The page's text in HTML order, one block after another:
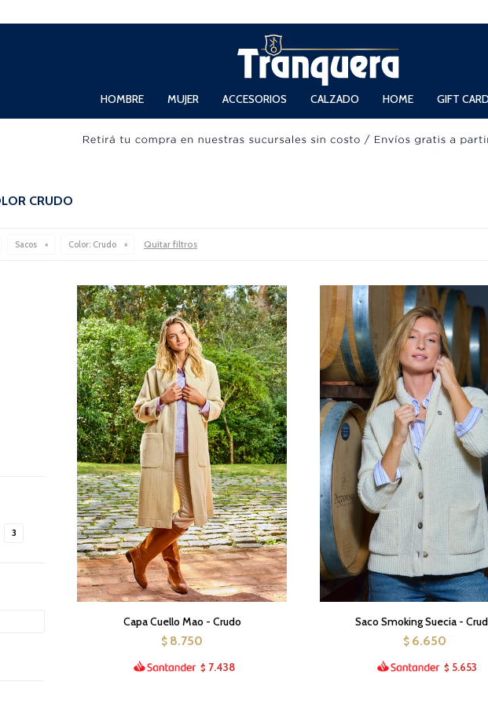
HOMBRE MUJER ACCESORIOS CALZADO HOME GIFT CARD
CRUDO
Sacos Color: Crudo Quitar filtros
Capa Cuello Mao - Crudo
$ 8.750
$ 7.438
Saco Smoking Suecia -
$ 6.650
$ 5.653
3